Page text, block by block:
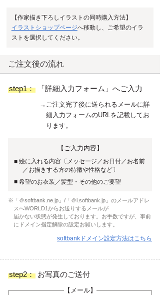
【作家描き下ろしイラストの同時購入方法】
イラストショップページへ移動し、ご希望のイラ
ストを選択してください。
ご注文後の流れ
step1： 「詳細入力フォーム」へご入力
→ご注文完了後に送られるメールに詳
細入力フォームのURLを記載してお
ります。
【ご入力内容】
■ 絵に入れる内容〔メッセージ／お日付／お名前
／お描きする方の特徴や性格など〕
■ 希望のお衣装／髪型・その他のご要望
※「＠softbank.ne.jp」/「＠i.softbank.jp」のメールアドレ
スへWORLD1からお送りするメールが
届かない状態が発生しております。お手数ですが、事前
にドメイン指定解除の設定お願いします。
softbankドメイン設定方法はこちら
step2： お写真のご送付
【メール】